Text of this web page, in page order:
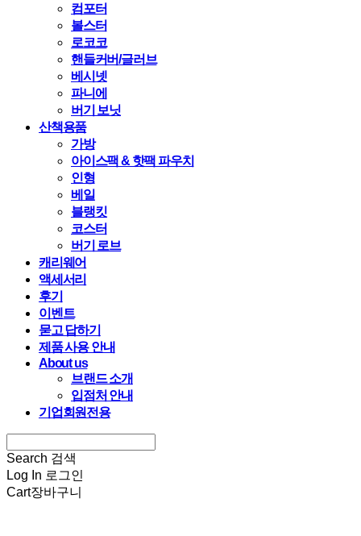
컴포터
볼스터
로코코
핸들커버/글러브
베시넷
파니에
버기 보닛
산책용품
가방
아이스팩 & 핫팩 파우치
인형
베일
블랭킷
코스터
버기 로브
캐리웨어
액세서리
후기
이벤트
묻고 답하기
제품 사용 안내
About us
브랜드 소개
입점처 안내
기업회원전용
Search 검색
Log In 로그인
Cart장바구니